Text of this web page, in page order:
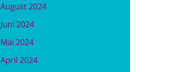
August 2024
Juni 2024
Mai 2024
April 2024